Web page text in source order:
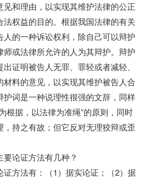
见和理由，以实现其维护法律的公正
法权益的目的。根据我国法律的有关
人的一种诉讼权利，除自己可以辩护
师或法律所允许的人为其辩护。辩护
证明被告人无罪、罪轻或者减轻、
材料的意见，以实现其维护被告人合
护词是一种说理性很强的文辞，同样
根据，以法律为准绳”的原则，同时
，持之有故；但它反对无理狡辩或歪
论证方法有几种？
方法有：（1）据实论证；（2）据